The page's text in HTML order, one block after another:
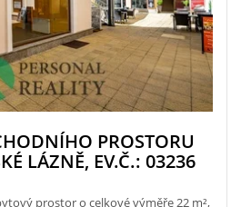
PROSTORU
LÁZNĚ, EV.Č.: 03236
prostor o celkové výměře 22 m²,